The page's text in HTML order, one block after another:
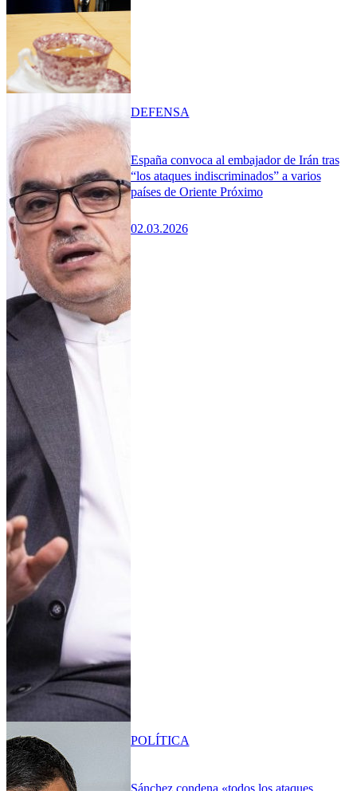
España convoca al embajador de Irán tras
“los ataques indiscriminados” a varios
países de Oriente Próximo
02.03.2026
DEFENSA
POLÍTICA